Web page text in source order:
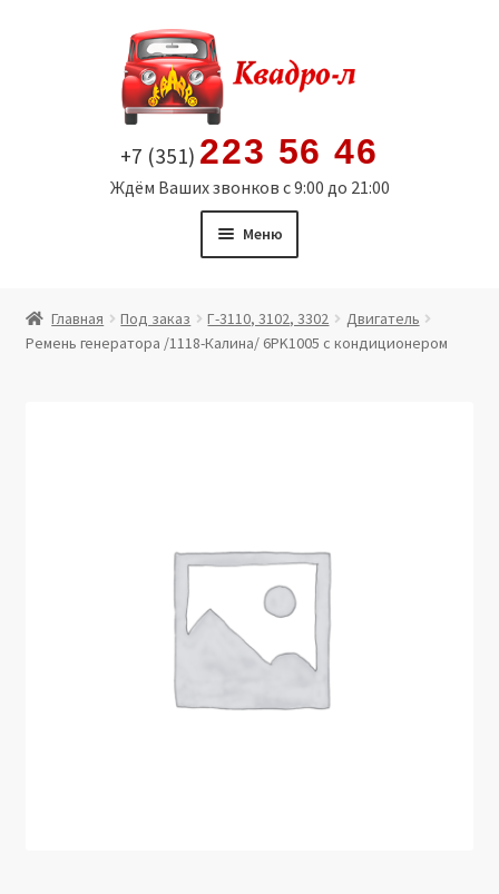
содержимому
+7 (351) 223 56 46
Ждём Ваших звонков с 9:00 до 21:00
Меню
Витрина
Юридические данные
Главная Под заказ Г-3110, 3102, 3302
Двигатель
Ремень генератора /1118-Калина/ 6PK1005 с кондиционером